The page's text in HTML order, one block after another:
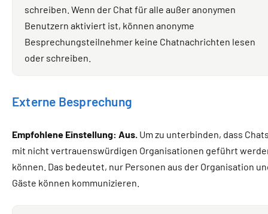
schreiben. Wenn der Chat für alle außer anonymen
Benutzern aktiviert ist, können anonyme
Besprechungsteilnehmer keine Chatnachrichten lesen
oder schreiben.
Externe Besprechung
Empfohlene Einstellung: Aus. Um zu unterbinden, dass
mit nicht vertrauenswürdigen Organisationen geführt
können. Das bedeutet, nur Personen aus der Organisation
Gäste können kommunizieren.